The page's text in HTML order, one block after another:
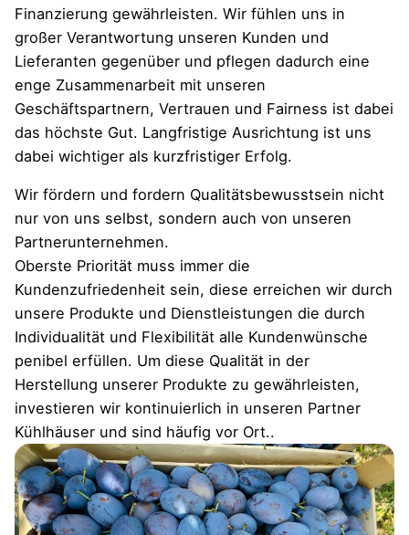
Finanzierung gewährleisten. Wir fühlen uns in
großer Verantwortung unseren Kunden und
Lieferanten gegenüber und pflegen dadurch eine
enge Zusammenarbeit mit unseren
Geschäftspartnern, Vertrauen und Fairness ist dabei
das höchste Gut. Langfristige Ausrichtung ist uns
dabei wichtiger als kurzfristiger Erfolg.
Wir fördern und fordern Qualitätsbewusstsein nicht
nur von uns selbst, sondern auch von unseren
Partnerunternehmen.
Oberste Priorität muss immer die
Kundenzufriedenheit sein, diese erreichen wir durch
unsere Produkte und Dienstleistungen die durch
Individualität und Flexibilität alle Kundenwünsche
penibel erfüllen. Um diese Qualität in der
Herstellung unserer Produkte zu gewährleisten,
investieren wir kontinuierlich in unseren Partner
Kühlhäuser und sind häufig vor Ort..